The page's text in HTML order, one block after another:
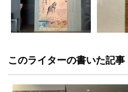
このライターの書いた記事